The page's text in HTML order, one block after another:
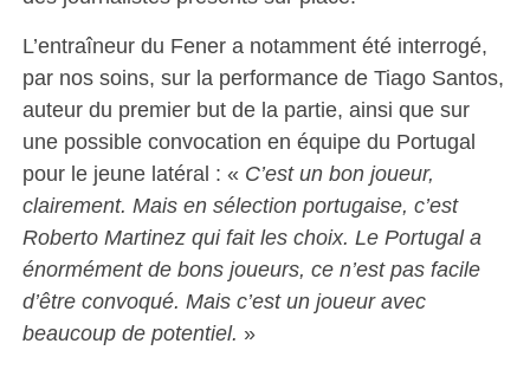
L’entraîneur du Fener a notamment été interrogé,
par nos soins, sur la performance de Tiago Santos,
auteur du premier but de la partie, ainsi que sur
une possible convocation en équipe du Portugal
pour le jeune latéral : « C’est un bon joueur,
clairement. Mais en sélection portugaise, c’est
Roberto Martinez qui fait les choix. Le Portugal a
énormément de bons joueurs, ce n’est pas facile
d’être convoqué. Mais c’est un joueur avec
beaucoup de potentiel. »